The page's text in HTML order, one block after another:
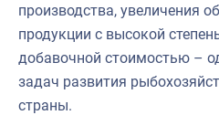
производства, увеличения
продукции с высокой
добавочной стоимостью –
задач развития
страны.